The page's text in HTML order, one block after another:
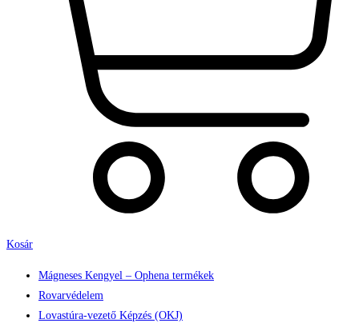
Kosár
Mágneses Kengyel – Ophena termékek
Rovarvédelem
Lovastúra-vezető Képzés (OKJ)